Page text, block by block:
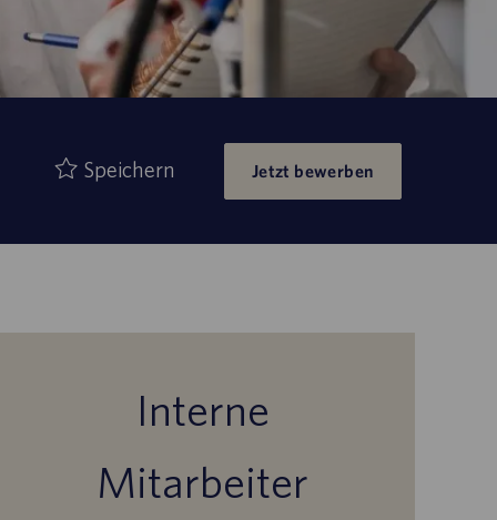
Speichern Jetzt bewerben
Interne
Mitarbeiter